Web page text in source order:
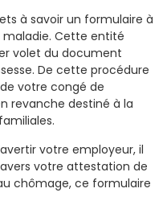
à savoir un formulaire à
maladie. Cette entité
volet du document
De cette procédure
votre congé de
revanche destiné à la
votre employeur, il
votre attestation de
chômage, ce formulaire